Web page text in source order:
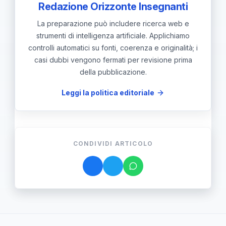
Redazione Orizzonte Insegnanti
La preparazione può includere ricerca web e
strumenti di intelligenza artificiale. Applichiamo
controlli automatici su fonti, coerenza e originalità; i
casi dubbi vengono fermati per revisione prima
della pubblicazione.
Leggi la politica editoriale
CONDIVIDI ARTICOLO